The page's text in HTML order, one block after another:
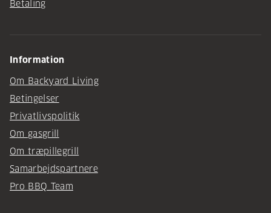
Betaling
Information
Om Backyard Living
Betingelser
Privatlivspolitik
Om gasgrill
Om træpillegrill
Samarbejdspartnere
Pro BBQ Team